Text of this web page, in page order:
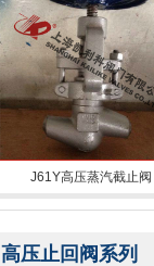
J61Y高压蒸汽截止阀
高压止回阀系列